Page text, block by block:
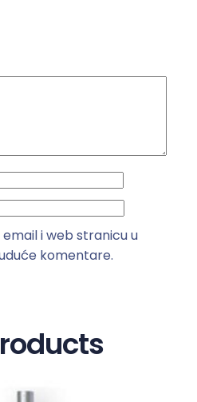
i web stranicu u
komentare.